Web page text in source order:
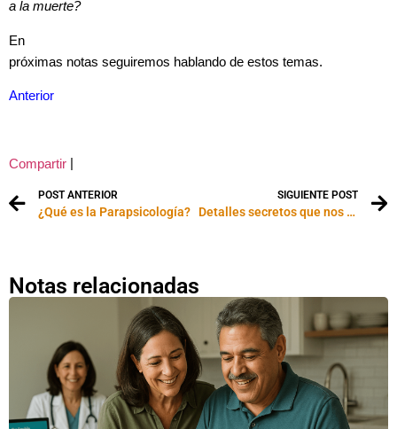
a la muerte?
En
próximas notas seguiremos hablando de estos temas.
Anterior
Compartir |
POST ANTERIOR
¿Qué es la Parapsicología?
SIGUIENTE POST
Detalles secretos que nos revela la lectura de mano
Notas relacionadas